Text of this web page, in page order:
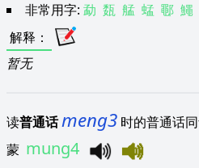
非常用字: 勐 瓾 艋 蜢 鄳 鱦
解释 ：
暂无
读普通话meng3 时的普通话
蒙 mung4